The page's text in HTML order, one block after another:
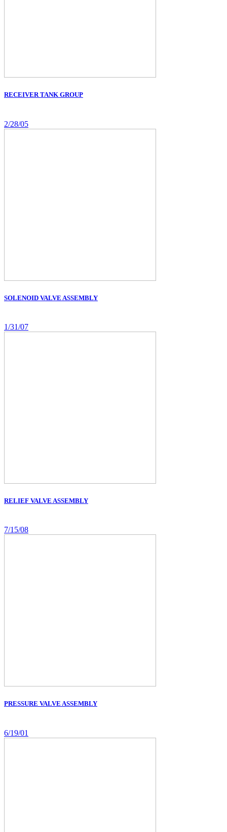
RECEIVER TANK GROUP
2/28/05
SOLENOID VALVE ASSEMBLY
1/31/07
RELIEF VALVE ASSEMBLY
7/15/08
PRESSURE VALVE ASSEMBLY
6/19/01